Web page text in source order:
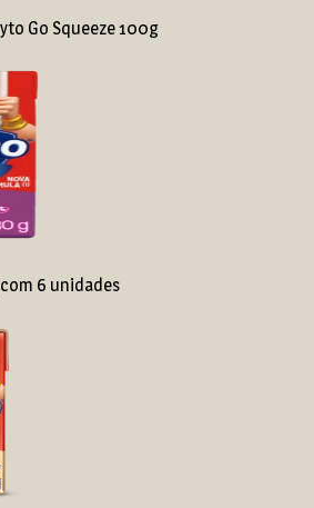
Go Squeeze 100g
6 unidades